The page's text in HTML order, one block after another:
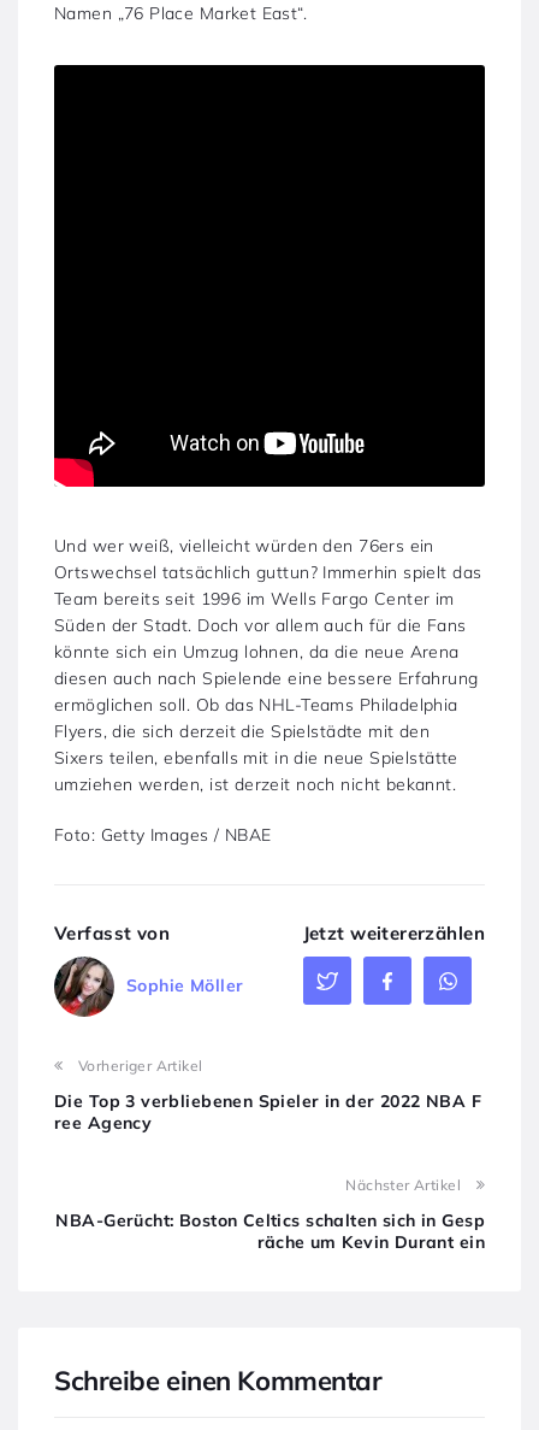
Namen „76 Place Market East“.
Und wer weiß, vielleicht würden den 76ers ein
Ortswechsel tatsächlich guttun? Immerhin spielt das
Team bereits seit 1996 im Wells Fargo Center im
Süden der Stadt. Doch vor allem auch für die Fans
könnte sich ein Umzug lohnen, da die neue Arena
diesen auch nach Spielende eine bessere Erfahrung
ermöglichen soll. Ob das NHL-Teams Philadelphia
Flyers, die sich derzeit die Spielstädte mit den
Sixers teilen, ebenfalls mit in die neue Spielstätte
umziehen werden, ist derzeit noch nicht bekannt.
Foto: Getty Images / NBAE
Verfasst von
Sophie Möller
Jetzt weitererzählen
Vorheriger Artikel
Die Top 3 verbliebenen Spieler in der 2022 NBA F
ree Agency
Nächster Artikel
NBA-Gerücht: Boston Celtics schalten sich in Gesp
räche um Kevin Durant ein
Schreibe einen Kommentar